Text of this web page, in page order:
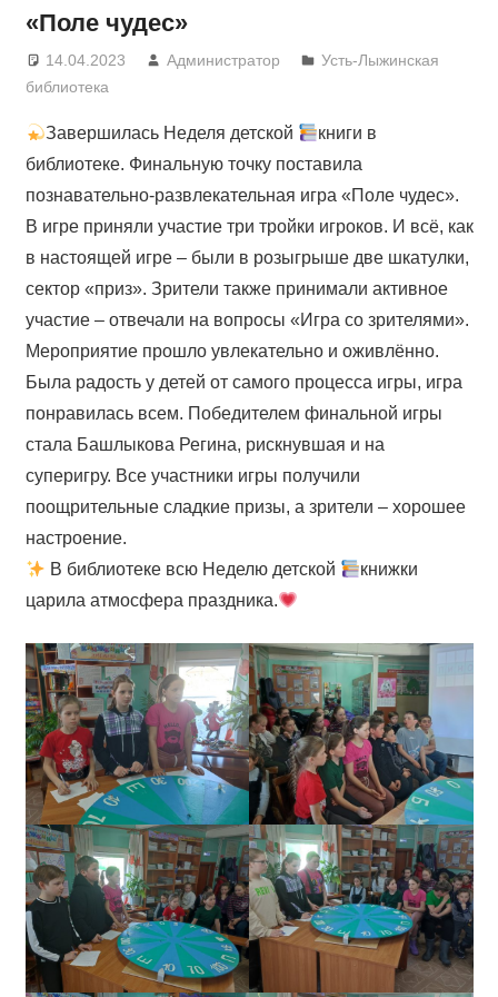
«Поле чудес»
14.04.2023 Администратор
Усть-Лыжинская
библиотека
Завершилась Неделя детской
книги в
библиотеке. Финальную точку поставила
познавательно-развлекательная игра «Поле чудес».
В игре приняли участие три тройки игроков. И всё, как
в настоящей игре – были в розыгрыше две шкатулки,
сектор «приз». Зрители также принимали активное
участие – отвечали на вопросы «Игра со зрителями».
Мероприятие прошло увлекательно и оживлённо.
Была радость у детей от самого процесса игры, игра
понравилась всем. Победителем финальной игры
стала Башлыкова Регина, рискнувшая и на
суперигру. Все участники игры получили
поощрительные сладкие призы, а зрители – хорошее
настроение.
В библиотеке всю Неделю детской
книжки
царила атмосфера праздника.